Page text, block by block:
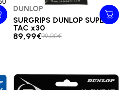
Distributeur:
DUNLOP
SURGRIPS DUNLOP SUPER
TAC x30
89,99€99,00€